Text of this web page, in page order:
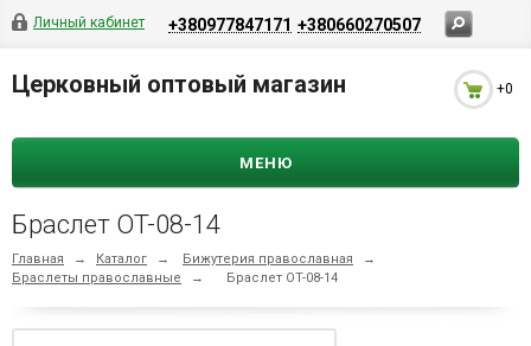
Личный кабинет +380977847171 +380660270507
Церковный оптовый магазин +0
МЕНЮ
Браслет OT-08-14
Главная → Каталог → Бижутерия православная
→
Браслеты православные
→ Браслет OT-08-14